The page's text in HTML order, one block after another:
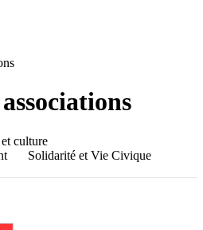
culture
Solidarité et Vie Civique